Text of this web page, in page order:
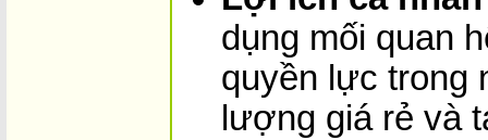
dụng mối quan
quyền lực trong
lượng giá rẻ và